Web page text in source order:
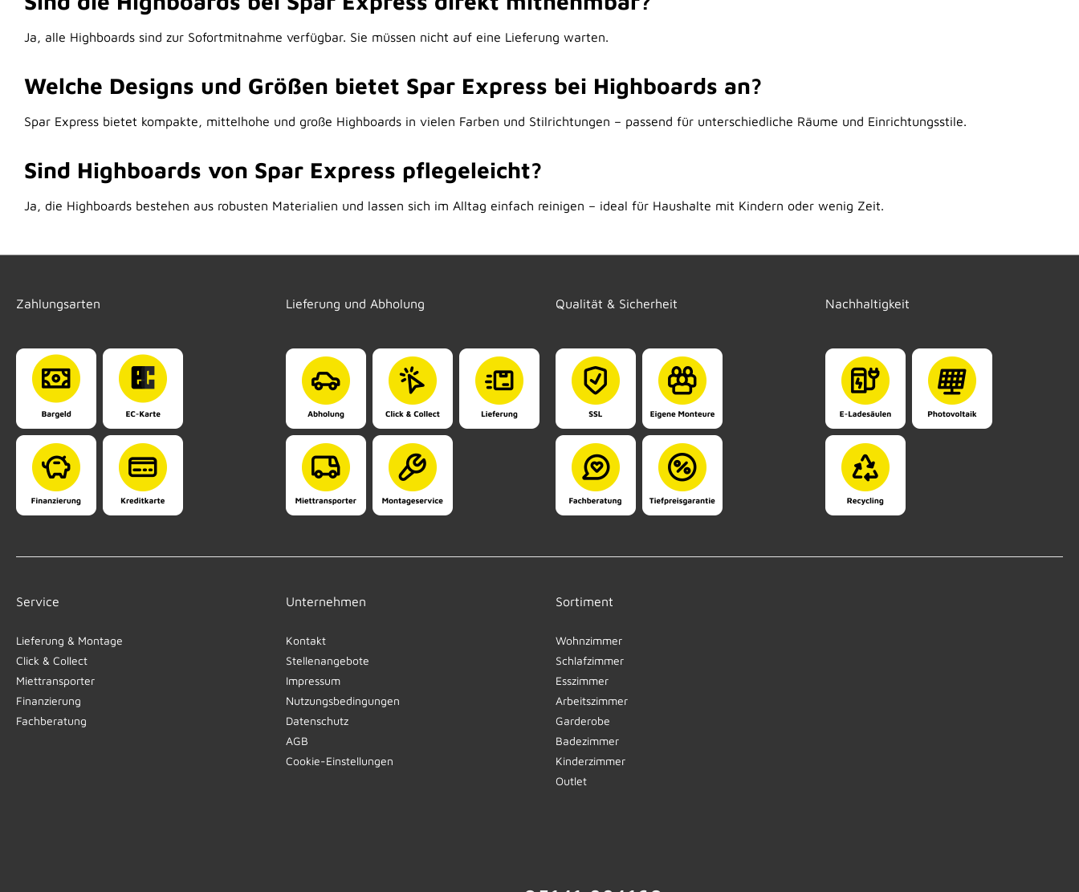
Ja, alle Highboards sind zur Sofortmitnahme verfügbar. Sie müssen nicht auf eine Lieferung warten.
Welche Designs und Größen bietet Spar Express bei Highboards an?
Spar Express bietet kompakte, mittelhohe und große Highboards in vielen Farben und Stilrichtungen – passend für unterschiedliche Räume und Einrichtungsstile.
Sind Highboards von Spar Express pflegeleicht?
Ja, die Highboards bestehen aus robusten Materialien und lassen sich im Alltag einfach reinigen – ideal für Haushalte mit Kindern oder wenig Zeit.
Zahlungsarten Lieferung und Abholung Qualität & Sicherheit Nachhaltigkeit
Service
Lieferung & Montage
Click & Collect
Miettransporter
Finanzierung
Fachberatung
Unternehmen
Kontakt
Stellenangebote
Impressum
Nutzungsbedingungen
Datenschutz
AGB
Cookie-Einstellungen
Sortiment
Wohnzimmer
Schlafzimmer
Esszimmer
Arbeitszimmer
Garderobe
Badezimmer
Kinderzimmer
Outlet